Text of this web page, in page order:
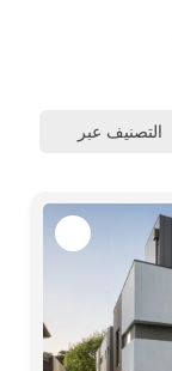
التصنيف عبر